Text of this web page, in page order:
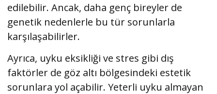
edilebilir. Ancak, daha genç bireyler de
genetik nedenlerle bu tür sorunlarla
karşılaşabilirler.
Ayrıca, uyku eksikliği ve stres gibi dış
faktörler de göz altı bölgesindeki estetik
sorunlara yol açabilir. Yeterli uyku almayan